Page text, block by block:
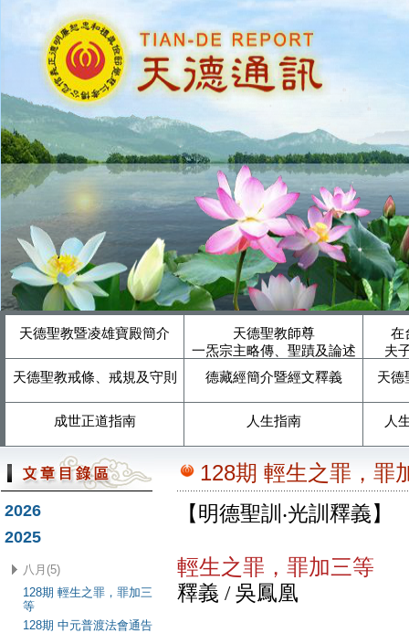
天德聖教暨凌雄寶殿簡介
天德聖教師尊
一炁宗主略傳、聖蹟及論述
在
夫
天德聖教戒條、戒規及守則
德藏經簡介暨經文釋義 天德
成世正道指南 人生指南 人
2026
2025
八月(5)
128期 輕生之罪，罪加三
等
128期 中元普渡法會通告
128期 輕生之罪，罪
【明德聖訓‧光訓釋義】
輕生之罪，罪加三等
釋義 / 吳鳳凰